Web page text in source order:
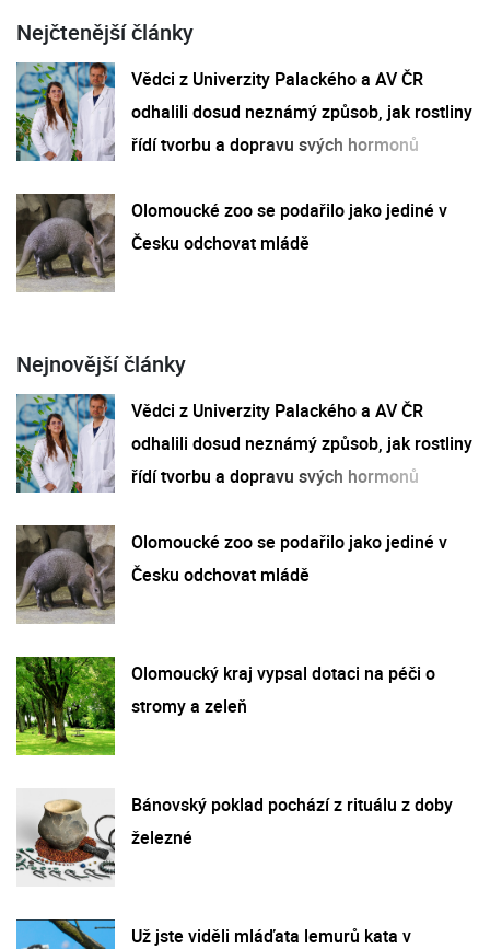
Nejčtenější články
Vědci z Univerzity Palackého a AV ČR
odhalili dosud neznámý způsob, jak rostliny
řídí tvorbu a dopravu svých hormonů
Olomoucké zoo se podařilo jako jediné v
Česku odchovat mládě
Nejnovější články
Vědci z Univerzity Palackého a AV ČR
odhalili dosud neznámý způsob, jak rostliny
řídí tvorbu a dopravu svých hormonů
Olomoucké zoo se podařilo jako jediné v
Česku odchovat mládě
Olomoucký kraj vypsal dotaci na péči o
stromy a zeleň
Bánovský poklad pochází z rituálu z doby
železné
Už jste viděli mláďata lemurů kata v